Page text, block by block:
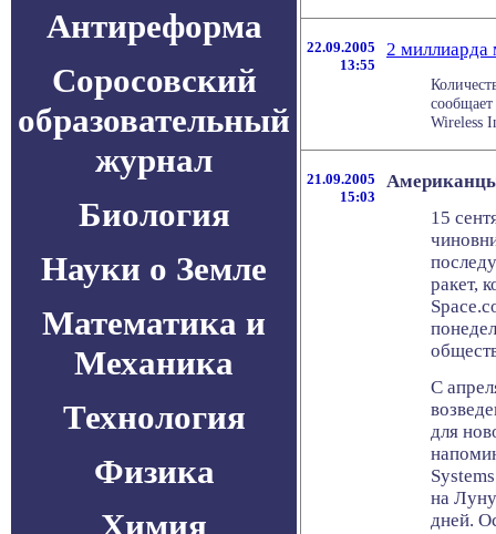
Антиреформа
Соросовский
образовательный
журнал
Биология
Науки о Земле
Математика и
Механика
Технология
Физика
Химия
22.09.2005
13:55
2 миллиарда
Wireless
21.09.2005
15:03
15
ракет,
С
для
на
дней.